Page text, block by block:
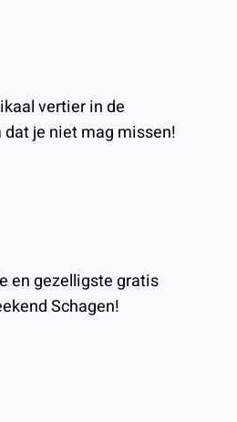
vertier in de
je niet mag missen!
en gezelligste gratis
Schagen!